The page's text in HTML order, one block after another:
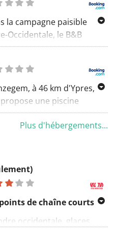
Wi-Fi et parking privé
la campagne paisible
Occidentale, le B&B
vous accueille à 20
Audenarde sont
en seulement 10
voiture.
à 46 km d'Ypres,
une piscine
ouverte en saison et une
Wi-Fi gratuite. Un petit-
sur place.
Plus d'hébergements...
de chaîne courts
occidentale, glaces,
laitier